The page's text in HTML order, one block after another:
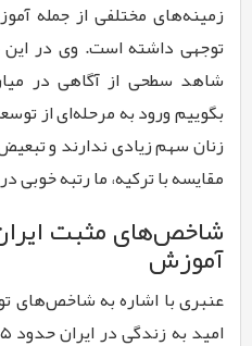
زمینه‌های مختلفی از جمله
توجهی داشته است. وی در این
شاهد سطحی از آگاهی در
بگوییم ورود به مرحله‌ای از
زنان سهم زیادی ندارند و
مقایسه با ترکیه، ما رتبه خوبی
شاخص‌های مثبت
آموزش
عنبری با اشاره به شاخص‌های